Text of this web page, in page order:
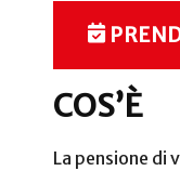
COS’È
La pensione di